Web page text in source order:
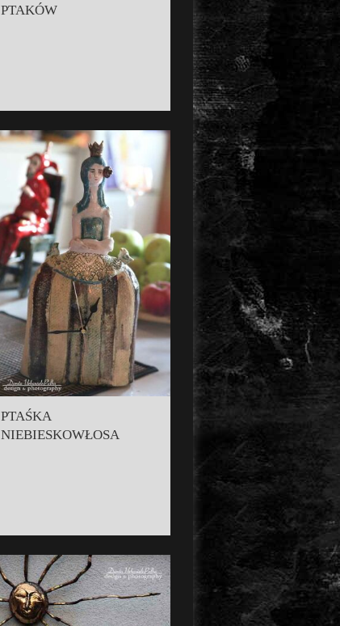
PTAKÓW
PTAŚKA
NIEBIESKOWŁOSA